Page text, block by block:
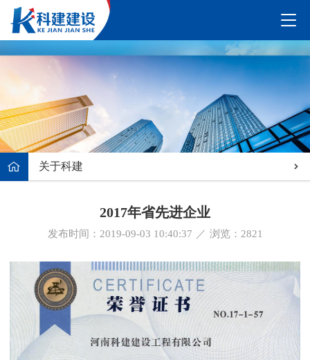
关于科建
2017年省先进企业
发布时间：2019-09-03 10:40:37 ／ 浏览： 2821